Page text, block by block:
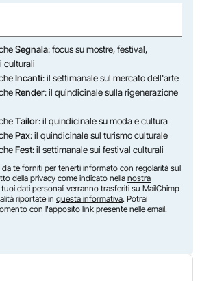
Segnala: focus su mostre, festival,
culturali
Incanti: il settimanale sul mercato dell'arte
Render: il quindicinale sulla rigenerazione
Tailor: il quindicinale su moda e cultura
Pax: il quindicinale sul turismo culturale
Fest: il settimanale sui festival culturali
da te forniti per tenerti informato con regolarità sul
della privacy come indicato nella nostra
dati personali verranno trasferiti su MailChimp
riportate in questa informativa. Potrai
con l'apposito link presente nelle email.